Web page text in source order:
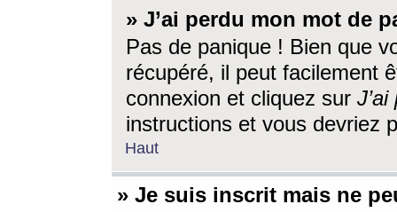
» J’ai perdu mon mot de
Pas de panique ! Bien que
récupéré, il peut facilement
connexion et cliquez sur
instructions et vous devriez
Haut
» Je suis inscrit mais ne